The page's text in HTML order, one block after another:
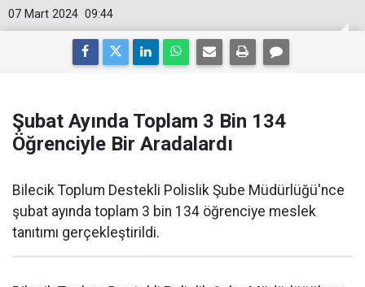
09:44
07 Mart 2024
Şubat Ayında Toplam 3 Bin 134
Öğrenciyle Bir Aradalardı
Bilecik Toplum Destekli Polislik Şube Müdürlüğü'nce
şubat ayında toplam 3 bin 134 öğrenciye meslek
tanıtımı gerçekleştirildi.